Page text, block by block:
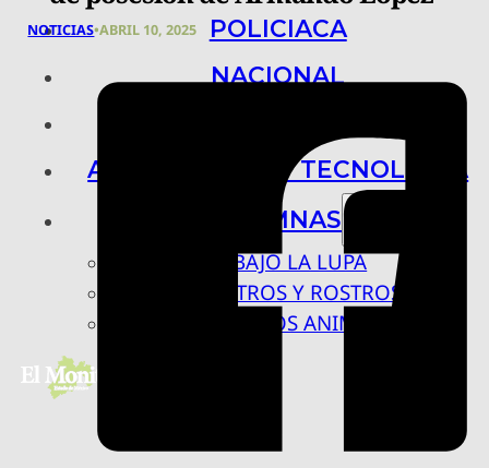
POLICIACA
NACIONAL
ARTE, CIENCIA Y TECNOLOGÍA
COLUMNAS
BAJO LA LUPA
RASTROS Y ROSTROS
VÍNCULOS ANIMALES
NOTICIAS•ABRIL 10, 2025